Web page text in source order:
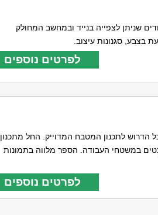
צבעוני מעל 100 עמודים שניתן לצפייה בנייד ובמחשב המחולק
בצבע, סגנונות עיצוב.
לפרטים נוספים
לתכנון המטבח המדוייק. החל מתכנון
במשטחי העבודה. הספר מלווה בתמונות
לפרטים נוספים